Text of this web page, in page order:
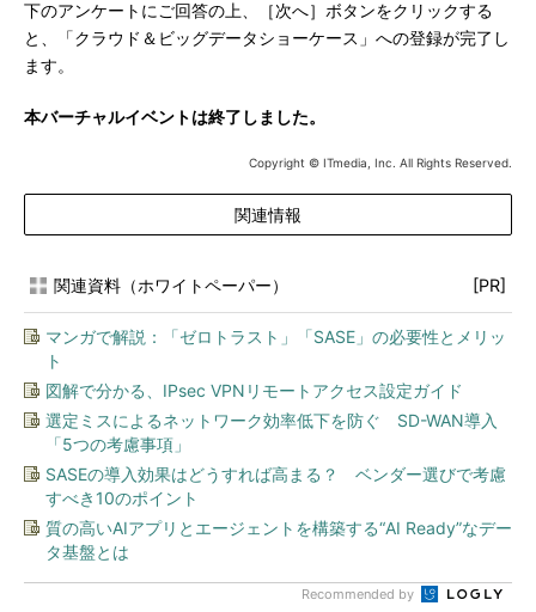
下のアンケートにご回答の上、［次へ］ボタンをクリックする
と、「クラウド＆ビッグデータショーケース」への登録が完了し
ます。
本バーチャルイベントは終了しました。
Copyright © ITmedia, Inc. All Rights Reserved.
関連情報
関連資料（ホワイトペーパー） [PR]
マンガで解説：「ゼロトラスト」「SASE」の必要性とメリッ
ト
図解で分かる、IPsec VPNリモートアクセス設定ガイド
選定ミスによるネットワーク効率低下を防ぐ SD-WAN導入
「5つの考慮事項」
SASEの導入効果はどうすれば高まる？ ベンダー選びで考慮
すべき10のポイント
質の高いAIアプリとエージェントを構築する“AI Ready”なデー
タ基盤とは
Recommended by